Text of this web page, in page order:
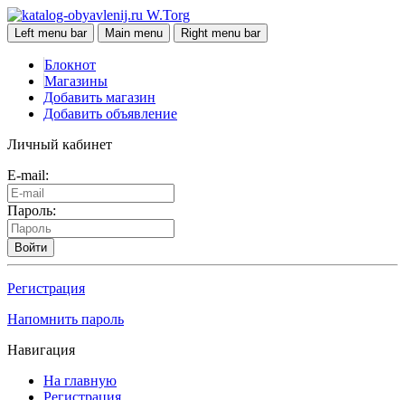
W.Torg
Left menu bar Main menu Right menu bar
Блокнот
Магазины
Добавить магазин
Добавить объявление
Личный кабинет
E-mail:
Пароль:
Войти
Регистрация
Напомнить пароль
Навигация
На главную
Регистрация